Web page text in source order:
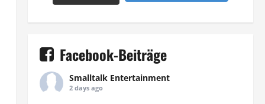
Facebook-Beiträge
Smalltalk Entertainment
2 days ago